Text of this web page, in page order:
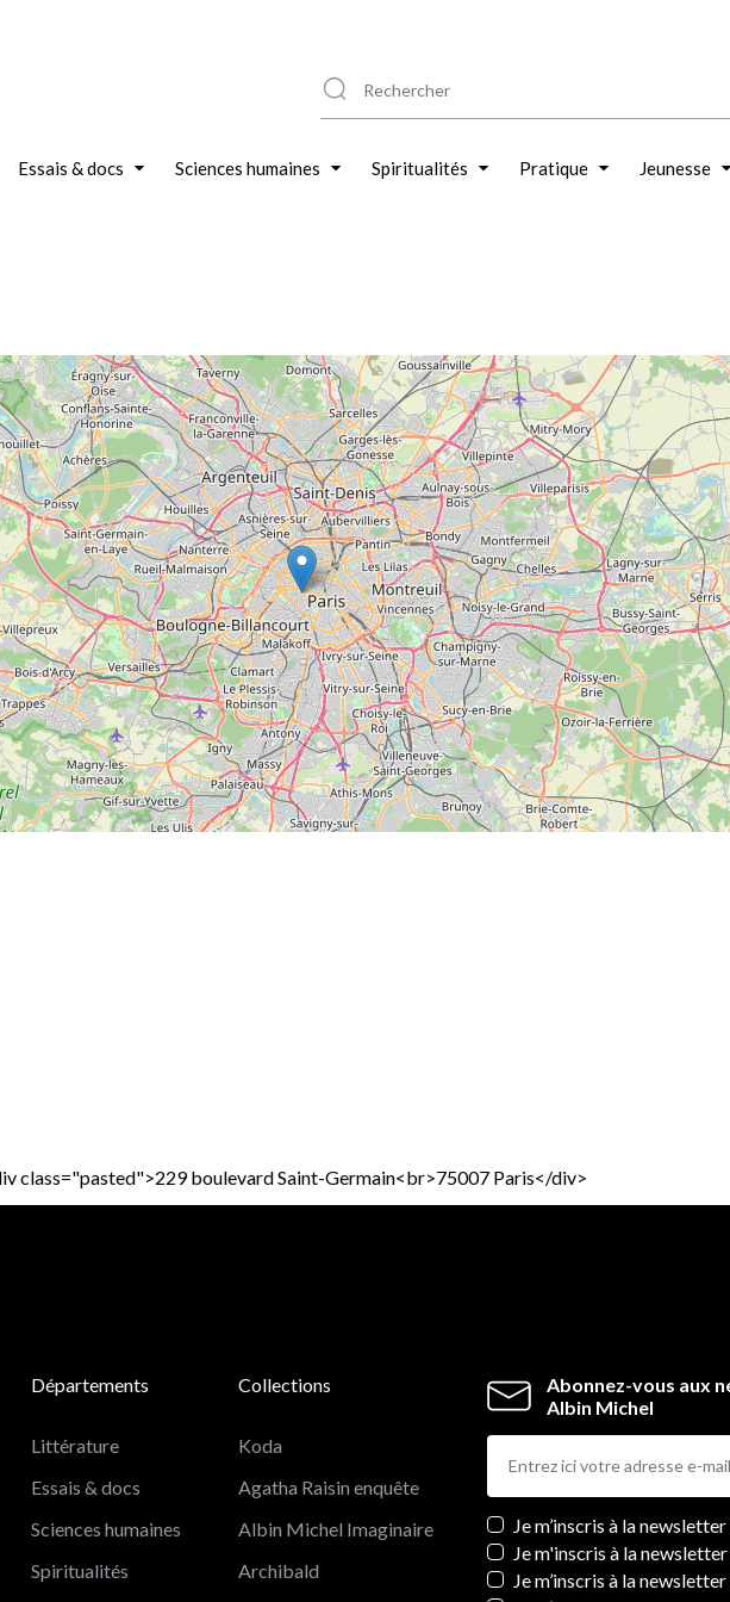
Essais & docs Sciences humaines Spiritualités Pratique Jeunesse
class="pasted">229 boulevard Saint-Germain<br>75007 Paris</div>
Abonnez-vous aux
Albin Michel
Newsletters
Je m’inscris à la
Je m'inscris à la
Je m’inscris à la
Départements
Littérature
Essais & docs
Sciences humaines
Spiritualités
Collections
Koda
Agatha Raisin enquête
Albin Michel Imaginaire
Archibald